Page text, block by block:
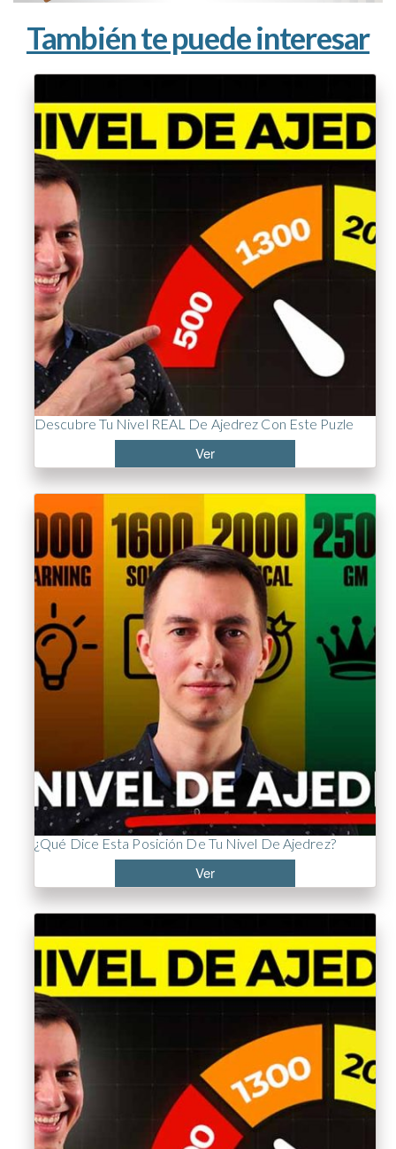
También te puede interesar
Descubre Tu Nivel REAL De Ajedrez Con Este Puzle
Ver
¿Qué Dice Esta Posición De Tu Nivel De Ajedrez?
Ver